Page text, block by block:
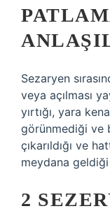
Sezaryen
veya açılması
yırtığı, yara
görünmediği ve
çıkarıldığı ve
meydana
2